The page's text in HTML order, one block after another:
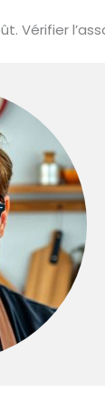
Vérifier